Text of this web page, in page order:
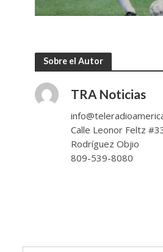
Sobre el Autor
TRA Noticias
Calle Leonor Feltz
Rodríguez Objio
809-539-8080